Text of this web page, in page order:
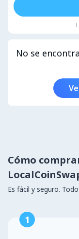
No se
Cómo
Es fácil y seguro.
1